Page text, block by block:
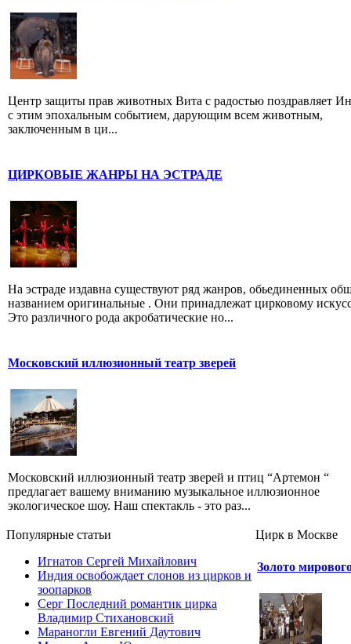
Центр защиты прав животных Вита с радостью поздравляет
с этим эпохальным событием, дарующим всем животным,
заключенным в ци...
ЦИРКОВЫЕ ЖАНРЫ НА ЭСТРАДЕ
На эстраде издавна существуют ряд жанров, обьединенных
названием оригинальные . Они принадлежат цирковому
Это различного рода акробатические но...
Московский иллюзионный театр зверей
Московский иллюзионный театр зверей и птиц “Артемон “
предлагает вашему вниманию музыкальное иллюзионное
экологическое шоу. Наш спектакль - это раз...
Популярные cтатьи
Игнатов Сергей Михайлович
Индия освобождает слонов из цирков и
зоопарков
Серг Последний романтик цирка
Владимир Стихановский
Мараногли Евгений Даутович
Цирк в Москве
Золото